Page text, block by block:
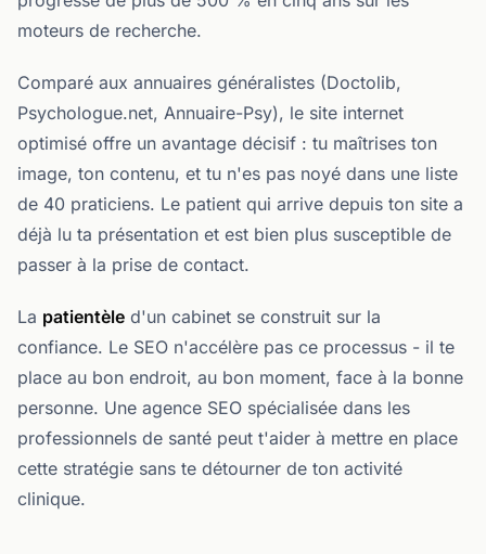
moteurs de recherche.
Comparé aux annuaires généralistes (Doctolib,
Psychologue.net, Annuaire-Psy), le site internet
optimisé offre un avantage décisif : tu maîtrises ton
image, ton contenu, et tu n'es pas noyé dans une liste
de 40 praticiens. Le patient qui arrive depuis ton site a
déjà lu ta présentation et est bien plus susceptible de
passer à la prise de contact.
La patientèle d'un cabinet se construit sur la
confiance. Le SEO n'accélère pas ce processus - il te
place au bon endroit, au bon moment, face à la bonne
personne. Une agence SEO spécialisée dans les
professionnels de santé peut t'aider à mettre en place
cette stratégie sans te détourner de ton activité
clinique.